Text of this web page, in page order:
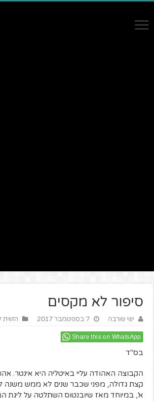
סיפור לא מקסים
ישי שורבה 7 בספטמבר 2017
Share this on WhatsApp
בס"ד
הקבוצה האהודה עליי באיטליה היא אינטר.
קצת גדולה, מפני שכבר שנים לא ממש משנה
א', במיוחד מאז שיובנטוס השתלטה על ליגת